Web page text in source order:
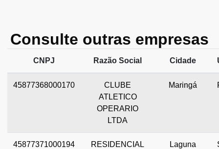
Consulte outras empresas
CNPJ Razão Social Cidade
45877368000170
CLUBE
ATLETICO
OPERARIO
LTDA
Maringá
45877371000194
RESIDENCIAL
Laguna